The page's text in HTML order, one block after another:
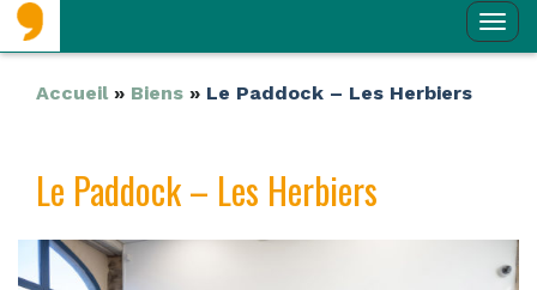
la
contenu
principal
contenu
secondaire
Accueil» Biens » Le Paddock – Les Herbiers
Le Paddock – Les Herbiers